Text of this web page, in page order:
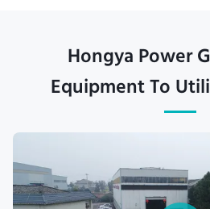
Hongya Power
Equipment To